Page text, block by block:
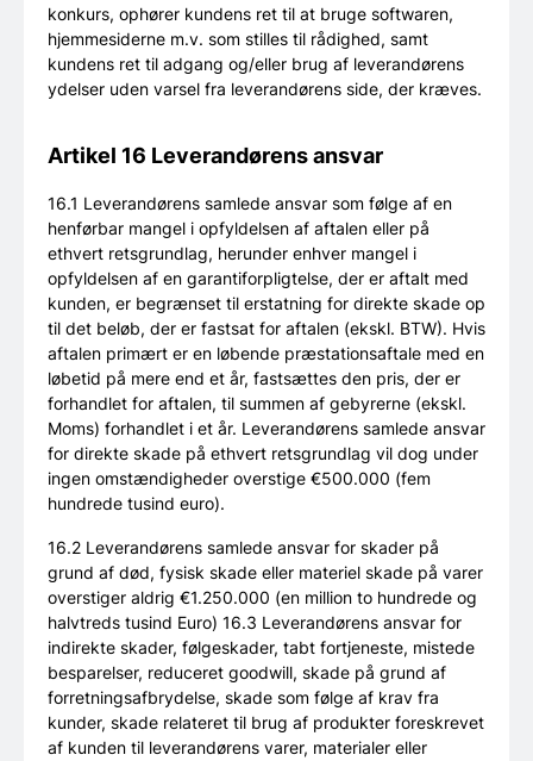
konkurs, ophører kundens ret til at bruge softwaren,
hjemmesiderne m.v. som stilles til rådighed, samt
kundens ret til adgang og/eller brug af leverandørens
ydelser uden varsel fra leverandørens side, der kræves.
Artikel 16 Leverandørens ansvar
16.1 Leverandørens samlede ansvar som følge af en
henførbar mangel i opfyldelsen af aftalen eller på
ethvert retsgrundlag, herunder enhver mangel i
opfyldelsen af en garantiforpligtelse, der er aftalt med
kunden, er begrænset til erstatning for direkte skade op
til det beløb, der er fastsat for aftalen (ekskl. BTW). Hvis
aftalen primært er en løbende præstationsaftale med en
løbetid på mere end et år, fastsættes den pris, der er
forhandlet for aftalen, til summen af gebyrerne (ekskl.
Moms) forhandlet i et år. Leverandørens samlede ansvar
for direkte skade på ethvert retsgrundlag vil dog under
ingen omstændigheder overstige €500.000 (fem
hundrede tusind euro).
16.2 Leverandørens samlede ansvar for skader på
grund af død, fysisk skade eller materiel skade på varer
overstiger aldrig €1.250.000 (en million to hundrede og
halvtreds tusind Euro) 16.3 Leverandørens ansvar for
indirekte skader, følgeskader, tabt fortjeneste, mistede
besparelser, reduceret goodwill, skade på grund af
forretningsafbrydelse, skade som følge af krav fra
kunder, skade relateret til brug af produkter foreskrevet
af kunden til leverandørens varer, materialer eller